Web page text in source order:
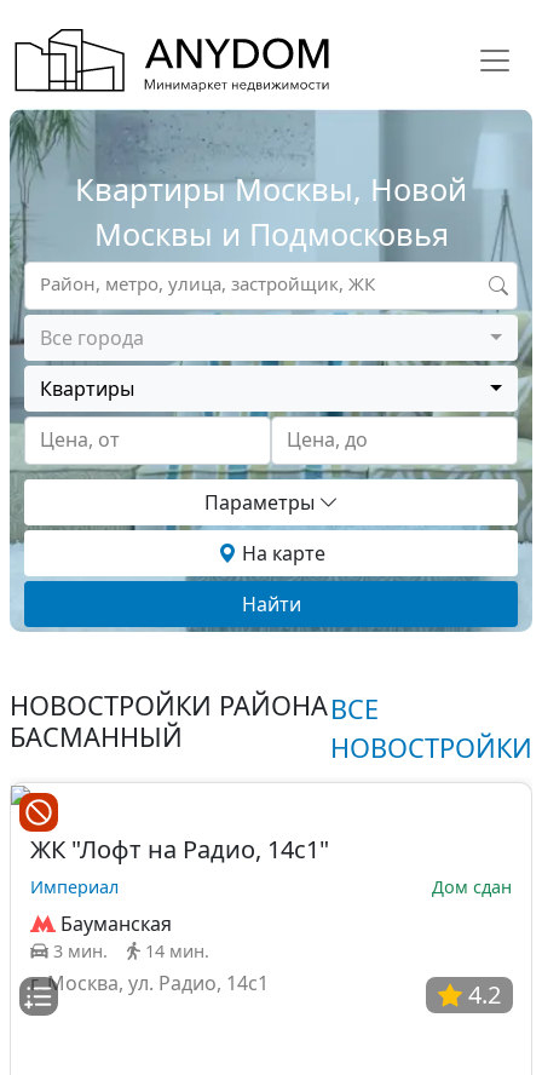
Квартиры Москвы, Новой
Москвы и Подмосковья
Все города
Квартиры
Цена, от
Цена, до
Район, метро, улица, застройщик, ЖК
Параметры
На карте
Найти
НОВОСТРОЙКИ РАЙОНА
БАСМАННЫЙ
ВСЕ
НОВОСТРОЙКИ
4.2
ЖК "Лофт на Радио, 14с1"
Империал Дом сдан
Бауманская
3 мин. 14 мин.
г. Москва, ул. Радио, 14с1